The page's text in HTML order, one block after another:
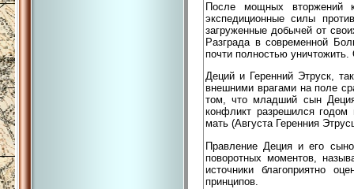
После мощных
экспедиционные силы
загруженные добычей от
Разграда в современной
почти полностью уничтожить.
Деций и Геренний Этруск,
внешними врагами на поле
том, что младший сын
конфликт разрешился
мать (Августа Геренния
Правление Деция и его
поворотных моментов,
источники благоприятно
принципов.